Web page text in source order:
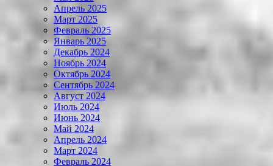
Апрель 2025
Март 2025
Февраль 2025
Январь 2025
Декабрь 2024
Ноябрь 2024
Октябрь 2024
Сентябрь 2024
Август 2024
Июль 2024
Июнь 2024
Май 2024
Апрель 2024
Март 2024
Февраль 2024